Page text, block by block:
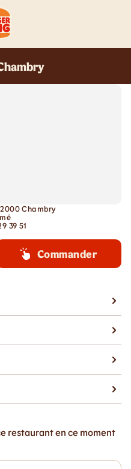
Chambry
39 51
Commander
restaurant en ce moment